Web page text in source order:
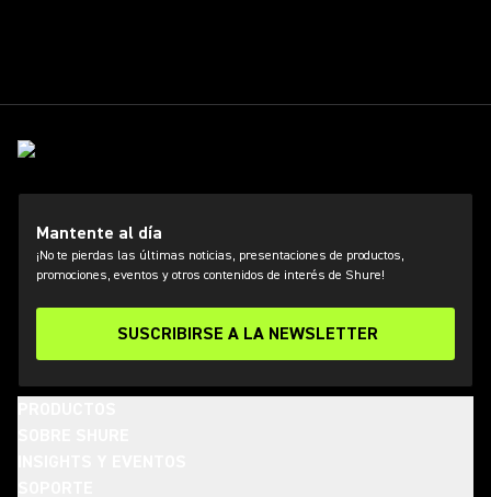
Mantente al día
¡No te pierdas las últimas noticias, presentaciones de productos,
promociones, eventos y otros contenidos de interés de Shure!
SUSCRIBIRSE A LA NEWSLETTER